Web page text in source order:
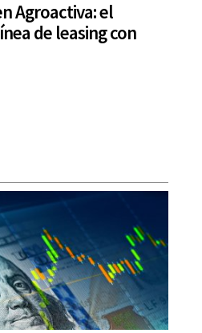
Agroactiva: el
de leasing con